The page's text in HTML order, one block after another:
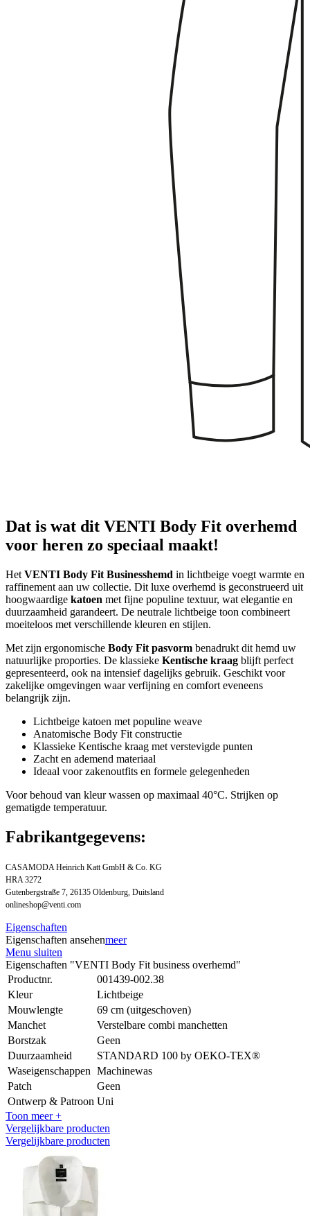
Dat is wat dit VENTI Body Fit overhemd
voor heren zo speciaal maakt!
Het VENTI Body Fit Businesshemd in lichtbeige voegt warmte en
raffinement aan uw collectie. Dit luxe overhemd is geconstrueerd uit
hoogwaardige katoen met fijne populine textuur, wat elegantie en
duurzaamheid garandeert. De neutrale lichtbeige toon combineert
moeiteloos met verschillende kleuren en stijlen.
Met zijn ergonomische Body Fit pasvorm benadrukt dit hemd uw
natuurlijke proporties. De klassieke Kentische kraag blijft perfect
gepresenteerd, ook na intensief dagelijks gebruik. Geschikt voor
zakelijke omgevingen waar verfijning en comfort eveneens
belangrijk zijn.
Lichtbeige katoen met populine weave
Anatomische Body Fit constructie
Klassieke Kentische kraag met verstevigde punten
Zacht en ademend materiaal
Ideaal voor zakenoutfits en formele gelegenheden
Voor behoud van kleur wassen op maximaal 40°C. Strijken op
gematigde temperatuur.
Fabrikantgegevens:
CASAMODA Heinrich Katt GmbH & Co. KG
HRA 3272
Gutenbergstraße 7, 26135 Oldenburg, Duitsland
onlineshop@venti.com
Eigenschaften
Eigenschaften ansehenmeer
Menu sluiten
Eigenschaften "VENTI Body Fit business overhemd"
Productnr.
001439-002.38
Kleur
Lichtbeige
Mouwlengte
69 cm (uitgeschoven)
Manchet
Verstelbare combi manchetten
Borstzak
Geen
Duurzaamheid
STANDARD 100 by OEKO-TEX®
Waseigenschappen Machinewas
Patch
Geen
Ontwerp & Patroon Uni
Toon meer +
Vergelijkbare producten
Vergelijkbare producten